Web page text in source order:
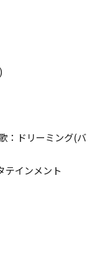
：ドリーミング(バ
テインメント